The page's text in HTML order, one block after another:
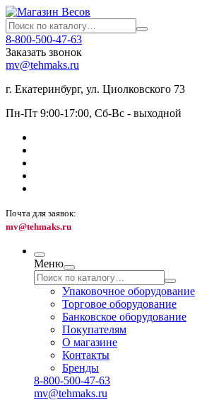
8-800-500-47-63
Заказать звонок
mv@tehmaks.ru
г. Екатеринбург, ул. Циолковского 73
Пн-Пт 9:00-17:00, Сб-Вс - выходной
Почта для заявок:
mv@tehmaks.ru
Меню
Упаковочное оборудование
Торговое оборудование
Банковское оборудование
Покупателям
О магазине
Контакты
Бренды
8-800-500-47-63
mv@tehmaks.ru